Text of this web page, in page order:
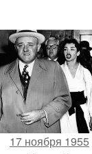
17 ноября 1955